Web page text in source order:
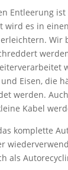
Entleerung
wird es in
Wir
Eisen, die
werden.
Kabel
komplette
als